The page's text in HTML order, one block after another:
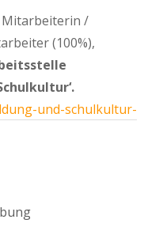
Mitarbeiterin /
(100%),
und-schulkultur-